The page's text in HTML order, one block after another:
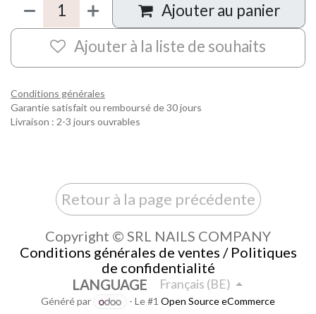
Ajouter au panier
Ajouter à la liste de souhaits
Conditions générales
Garantie satisfait ou remboursé de 30 jours
Livraison : 2-3 jours ouvrables
Retour à la page précédente
Copyright © SRL NAILS COMPANY
Conditions générales de ventes / Politiques
de confidentialité
LANGUAGE
Français (BE)
Généré par - Le #1Open Source eCommerce